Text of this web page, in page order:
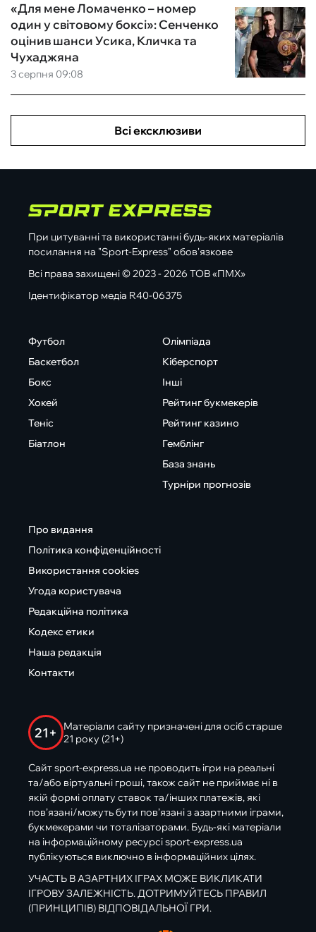
3 серпня 09:08
«Для мене Ломаченко – номер
один у світовому боксі»: Сенченко
оцінив шанси Усика, Кличка та
Чухаджяна
Всі ексклюзиви
При цитуванні та використанні будь-яких матеріалів
посилання на "Sport-Express" обов'язкове
Всі права захищені © 2023 - 2026 ТОВ «ПМХ»
Ідентифікатор медіа R40-06375
Футбол
Баскетбол
Бокс
Хокей
Теніс
Біатлон
Олімпіада
Кіберспорт
Інші
Рейтинг букмекерів
Рейтинг казино
Гемблінг
База знань
Турніри прогнозів
Про видання
Політика конфіденційності
Використання cookies
Угода користувача
Редакційна політика
Кодекс етики
Наша редакція
Контакти
21+
Матеріали сайту призначені для осіб старше
21 року (21+)
Сайт sport-express.ua не проводить ігри на реальні
та/або віртуальні гроші, також сайт не приймає ні в
якій формі оплату ставок та/інших платежів, які
пов’язані/можуть бути пов’язані з азартними іграми,
букмекерами чи тоталізаторами. Будь-які матеріали
на інформаційному ресурсі sport-express.ua
публікуються виключно в інформаційних цілях.
УЧАСТЬ В АЗАРТНИХ ІГРАХ МОЖЕ ВИКЛИКАТИ
ІГРОВУ ЗАЛЕЖНІСТЬ. ДОТРИМУЙТЕСЬ ПРАВИЛ
(ПРИНЦИПІВ) ВІДПОВІДАЛЬНОЇ ГРИ.